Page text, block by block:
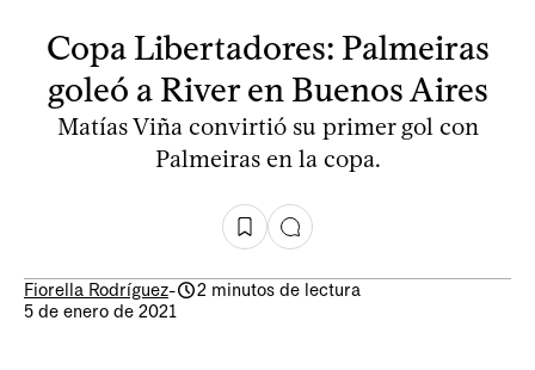
Copa Libertadores: Palmeiras
goleó a River en Buenos Aires
Matías Viña convirtió su primer gol con
Palmeiras en la copa.
Fiorella Rodríguez-
2 minutos de lectura
5 de enero de 2021